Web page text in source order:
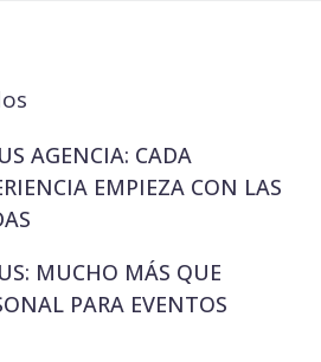
AGENCIA: CADA
EMPIEZA CON LAS
MUCHO MÁS QUE
PARA EVENTOS